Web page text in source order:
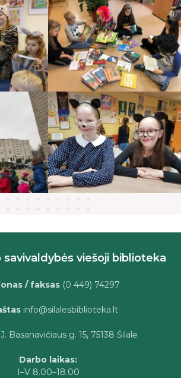
savivaldybės viešoji biblioteka
/ faksas (0 449) 74297
info@silalesbiblioteka.lt
J. Basanavičiaus g. 15, 75138 Šilalė
Darbo laikas:
I–V 8.00–18.00